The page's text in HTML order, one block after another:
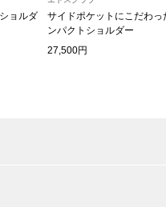
ウオッチ
ョルダ
サイドポケットにこだわっ
ンパクトショルダー
27,500円